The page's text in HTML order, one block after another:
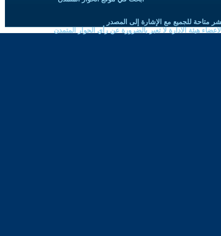
متاحة للجميع مع الإشارة إلى المصدر
هيئة الادارة لا تعبر بالضرورة عن رأي الحوار المتمدن